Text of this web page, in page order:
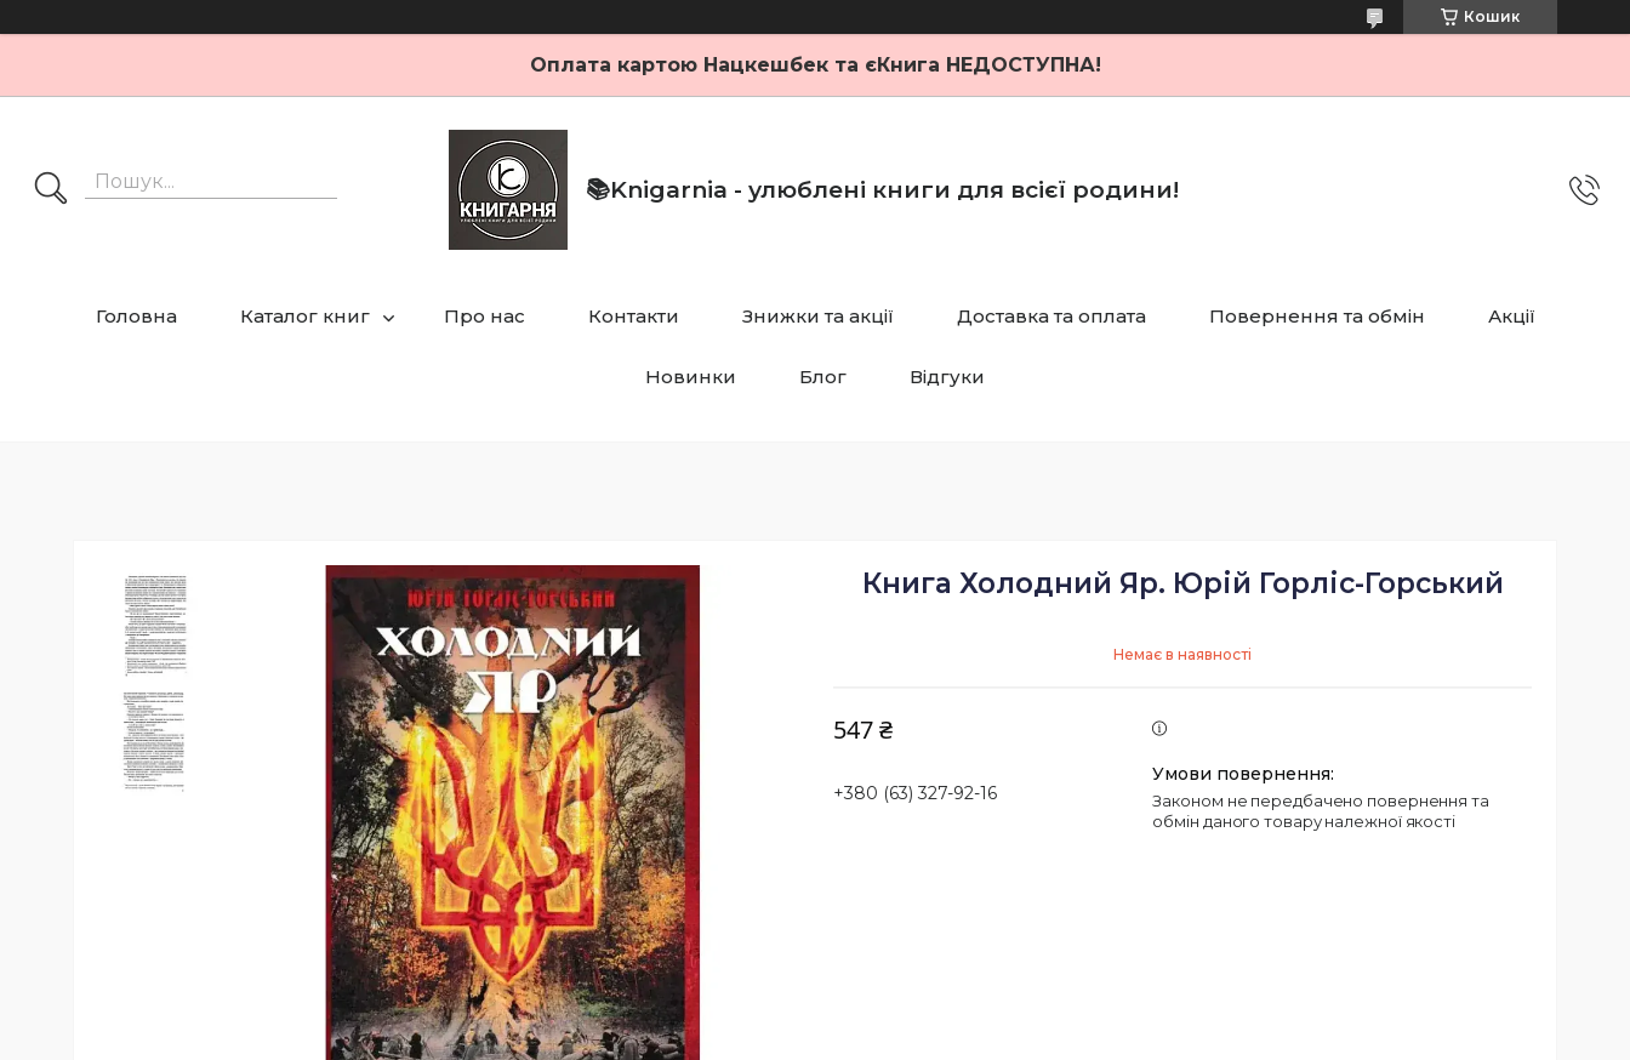
Кошик
Оплата картою Нацкешбек та єКнига НЕДОСТУПНА!
📚Knigarnia - улюблені книги для всієї родини!
Головна Каталог книг Про нас Контакти Знижки та акції Доставка та оплата Повернення та обмін Акції
Новинки Блог Відгуки
Книга Холодний Яр. Юрій Горліс-Горський
Немає в наявності
547 ₴
+380 (63) 327-92-16
Законом не передбачено повернення та
обмін даного товару належної якості